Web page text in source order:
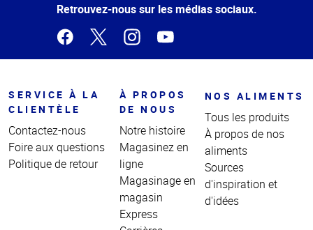
Retrouvez-nous sur les médias sociaux.
SERVICE À LA
CLIENTÈLE
Contactez-nous
Foire aux questions
Politique de retour
À PROPOS
DE NOUS
Notre histoire
Magasinez en
ligne
Magasinage en
magasin
Express
NOS ALIMENTS
Tous les produits
À propos de nos
aliments
Sources
d'inspiration et
d'idées